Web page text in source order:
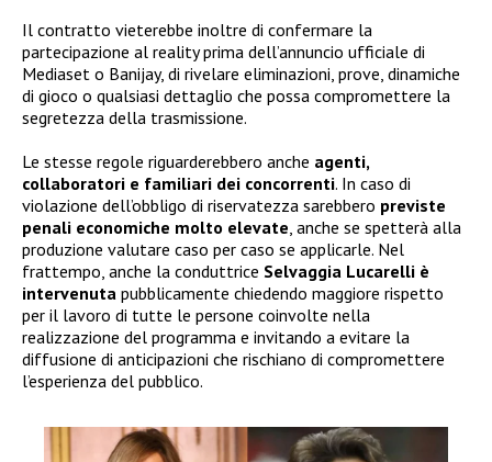
Il contratto vieterebbe inoltre di confermare la
partecipazione al reality prima dell’annuncio ufficiale di
Mediaset o Banijay, di rivelare eliminazioni, prove, dinamiche
di gioco o qualsiasi dettaglio che possa compromettere la
segretezza della trasmissione.
Le stesse regole riguarderebbero anche agenti,
collaboratori e familiari dei concorrenti. In caso di
violazione dell’obbligo di riservatezza sarebbero previste
penali economiche molto elevate , anche se spetterà alla
produzione valutare caso per caso se applicarle. Nel
frattempo, anche la conduttrice Selvaggia Lucarelli è
intervenuta pubblicamente chiedendo maggiore rispetto
per il lavoro di tutte le persone coinvolte nella
realizzazione del programma e invitando a evitare la
diffusione di anticipazioni che rischiano di compromettere
l’esperienza del pubblico.